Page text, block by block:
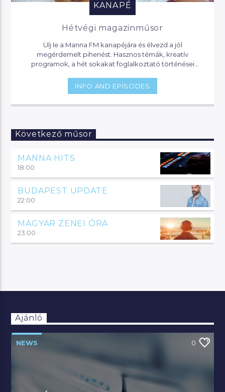
KANAPÉ
Hétvégi magazinműsor
Ülj le a Manna FM kanapéjára és élvezd a jól
megérdemelt pihenést. Hasznos témák, kreatív
programok, a hét sokakat foglalkoztató történései
foglalsz nálunk.
INFO AND EPISODES
Következő műsor
MANNA HITS
18:00
BUDAPEST UPDATE
22:00
MAGYAR ZENEI ÓRA
23:00
Ajánló
NEWS 0